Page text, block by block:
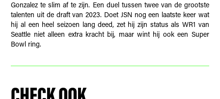
Gonzalez te slim af te zijn. Een duel tussen twee van de grootste
talenten uit de draft van 2023. Doet JSN nog een laatste keer wat
hij al een heel seizoen lang deed, zet hij zijn status als WR1 van
Seattle niet alleen extra kracht bij, maar wint hij ook een Super
Bowl ring.